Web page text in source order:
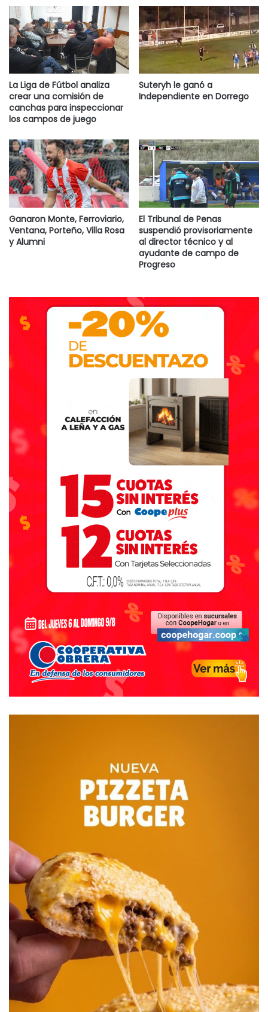
La Liga de Fútbol analiza
crear una comisión de
canchas para inspeccionar
los campos de juego
Suteryh le ganó a
Independiente en Dorrego
Ganaron Monte, Ferroviario,
Ventana, Porteño, Villa Rosa
y Alumni
El Tribunal de Penas
suspendió provisoriamente
al director técnico y al
ayudante de campo de
Progreso